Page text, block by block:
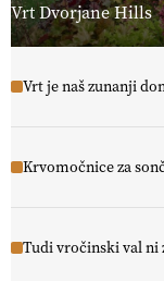
Vrt Dvorjane Hills
Vrt je naš zunanji
Krvomočnice za
Tudi vročinski val ni